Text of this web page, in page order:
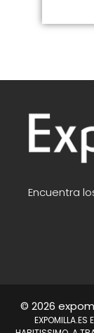
Encuentra
© 2026
EXPOMILLA.ES